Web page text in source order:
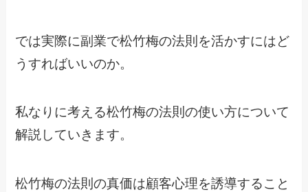
では実際に副業で松竹梅の法則を活かすにはど
うすればいいのか。
私なりに考える松竹梅の法則の使い方について
解説していきます。
松竹梅の法則の真価は顧客心理を誘導すること